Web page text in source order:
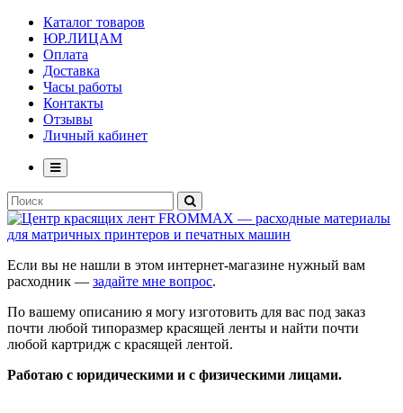
Каталог товаров
ЮР.ЛИЦАМ
Оплата
Доставка
Часы работы
Контакты
Отзывы
Личный кабинет
Если вы не нашли в этом интернет-магазине нужный вам
расходник — задайте мне вопрос.
По вашему описанию я могу изготовить для вас под заказ
почти любой типоразмер красящей ленты и найти почти
любой картридж с красящей лентой.
Работаю с юридическими и с физическими лицами.